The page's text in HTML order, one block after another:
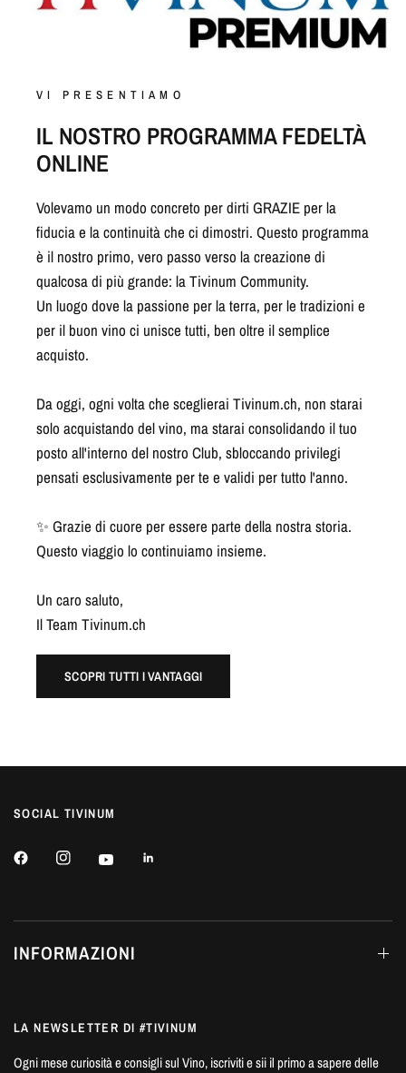
VI PRESENTIAMO
IL NOSTRO PROGRAMMA FEDELTÀ
ONLINE
Volevamo un modo concreto per dirti GRAZIE per la
fiducia e la continuità che ci dimostri. Questo programma
è il nostro primo, vero passo verso la creazione di
qualcosa di più grande: la Tivinum Community.
Un luogo dove la passione per la terra, per le tradizioni e
per il buon vino ci unisce tutti, ben oltre il semplice
acquisto.
Da oggi, ogni volta che sceglierai Tivinum.ch, non starai
solo acquistando del vino, ma starai consolidando il tuo
posto all'interno del nostro Club, sbloccando privilegi
pensati esclusivamente per te e validi per tutto l'anno.
✨ Grazie di cuore per essere parte della nostra storia.
Questo viaggio lo continuiamo insieme.
Un caro saluto,
Il Team Tivinum.ch
SCOPRI TUTTI I VANTAGGI
SOCIAL TIVINUM
INFORMAZIONI
LA NEWSLETTER DI #TIVINUM
Ogni mese curiosità e consigli sul Vino, iscriviti e sii il primo a sapere delle